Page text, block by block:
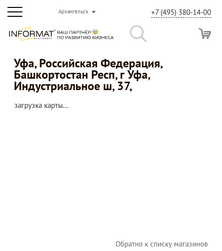
Архангельск +7 (495) 380-14-00
Уфа, Российская Федерация,
Башкортостан Респ, г Уфа,
Индустриальное ш, 37,
загрузка карты...
Обратно к списку магазинов